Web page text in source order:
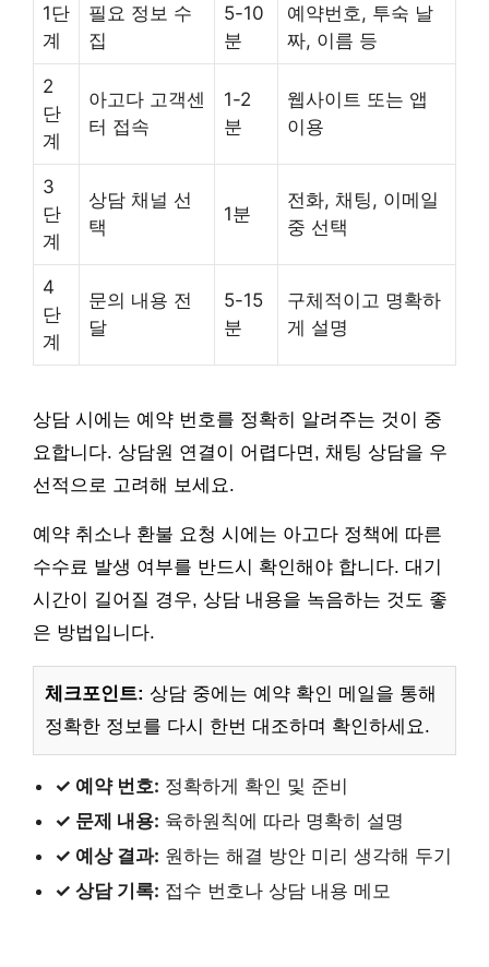
1단
계
필요 정보 수
집
5-10
분
예약번호, 투숙 날
짜, 이름 등
2
단
계
아고다 고객센
터 접속
1-2
분
웹사이트 또는 앱
이용
3
단
계
상담 채널 선
택
1분
전화, 채팅, 이메일
중 선택
4
단
계
문의 내용 전
달
5-15
분
구체적이고 명확하
게 설명
상담 시에는 예약 번호를 정확히 알려주는 것이 중
요합니다. 상담원 연결이 어렵다면, 채팅 상담을 우
선적으로 고려해 보세요.
예약 취소나 환불 요청 시에는 아고다 정책에 따른
수수료 발생 여부를 반드시 확인해야 합니다. 대기
시간이 길어질 경우, 상담 내용을 녹음하는 것도 좋
은 방법입니다.
체크포인트: 상담 중에는 예약 확인 메일을 통해
정확한 정보를 다시 한번 대조하며 확인하세요.
✓ 예약 번호: 정확하게 확인 및 준비
✓ 문제 내용: 육하원칙에 따라 명확히 설명
✓ 예상 결과: 원하는 해결 방안 미리 생각해 두기
✓ 상담 기록: 접수 번호나 상담 내용 메모